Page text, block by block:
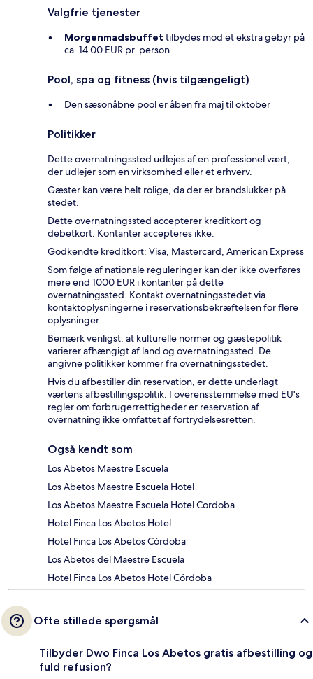
Valgfrie tjenester
Morgenmadsbuffet tilbydes mod et ekstra gebyr på
ca. 14.00 EUR pr. person
Pool, spa og fitness (hvis tilgængeligt)
Den sæsonåbne pool er åben fra maj til oktober
Politikker
Dette overnatningssted udlejes af en professionel vært,
der udlejer som en virksomhed eller et erhverv.
Gæster kan være helt rolige, da der er brandslukker på
stedet.
Dette overnatningssted accepterer kreditkort og
debetkort. Kontanter accepteres ikke.
Godkendte kreditkort: Visa, Mastercard, American Express
Som følge af nationale reguleringer kan der ikke overføres
mere end 1000 EUR i kontanter på dette
overnatningssted. Kontakt overnatningsstedet via
kontaktoplysningerne i reservationsbekræftelsen for flere
oplysninger.
Bemærk venligst, at kulturelle normer og gæstepolitik
varierer afhængigt af land og overnatningssted. De
angivne politikker kommer fra overnatningsstedet.
Hvis du afbestiller din reservation, er dette underlagt
værtens afbestillingspolitik. I overensstemmelse med EU's
regler om forbrugerrettigheder er reservation af
overnatning ikke omfattet af fortrydelsesretten.
Også kendt som
Los Abetos Maestre Escuela
Los Abetos Maestre Escuela Hotel
Los Abetos Maestre Escuela Hotel Cordoba
Hotel Finca Los Abetos Hotel
Hotel Finca Los Abetos Córdoba
Los Abetos del Maestre Escuela
Hotel Finca Los Abetos Hotel Córdoba
Ofte stillede spørgsmål
Tilbyder Dwo Finca Los Abetos gratis afbestilling og
fuld refusion?